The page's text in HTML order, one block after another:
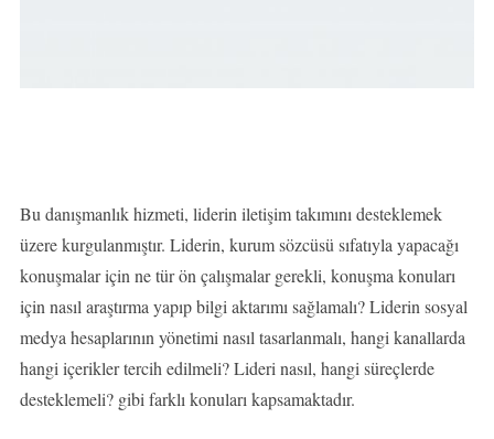
Bu danışmanlık hizmeti, liderin iletişim takımını desteklemek
üzere kurgulanmıştır. Liderin, kurum sözcüsü sıfatıyla yapacağı
konuşmalar için ne tür ön çalışmalar gerekli, konuşma konuları
için nasıl araştırma yapıp bilgi aktarımı sağlamalı? Liderin sosyal
medya hesaplarının yönetimi nasıl tasarlanmalı, hangi kanallarda
hangi içerikler tercih edilmeli? Lideri nasıl, hangi süreçlerde
desteklemeli? gibi farklı konuları kapsamaktadır.